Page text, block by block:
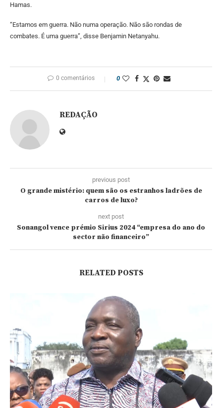
Hamas.
“Estamos em guerra. Não numa operação. Não são rondas de
combates. É uma guerra”, disse Benjamin Netanyahu.
0 comentários 0
REDAÇÃO
previous post
O grande mistério: quem são os estranhos ladrões de
carros de luxo?
next post
Sonangol vence prémio Sirius 2024 “empresa do ano do
sector não financeiro”
RELATED POSTS